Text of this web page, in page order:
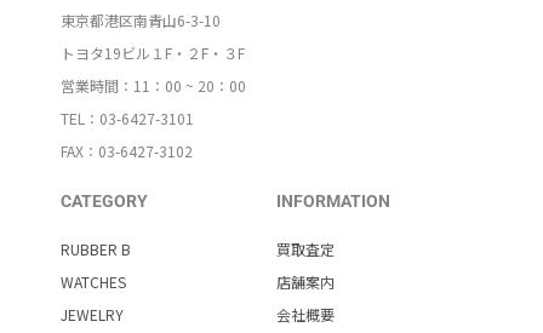
東京都港区南青山6-3-10
トヨタ19ビル１F・２F・３F
営業時間：11：00 ~ 20：00
TEL：03-6427-3101
FAX：03-6427-3102
CATEGORY
RUBBER B
WATCHES
JEWELRY
INFORMATION
買取査定
店舗案内
会社概要